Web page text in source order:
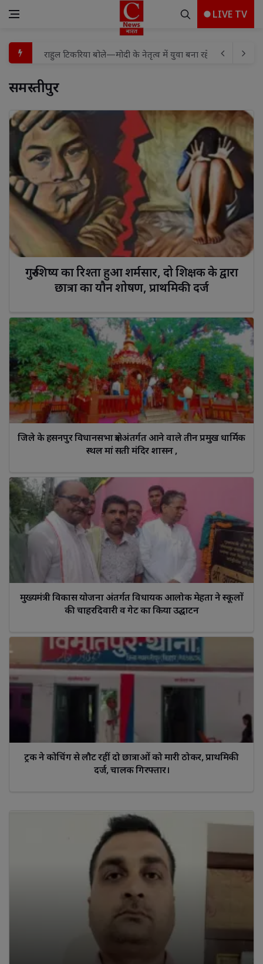
LIVE TV
राहुल टिकरिया बोले—मोदी के नेतृत्व में युवा बना रहे विकसित भारत
1 सितंबर से सजेगा मुख्यमंत्री चैम्पियनशिप ट्रॉफी का मंच, न्याय
लायंस क्लब शामली क्राउन के 25वें सेवा वर्ष का शुभारंभ, कांवड़
लायंस क्लब शामली क्राउन के 25वें सेवा वर्ष का शुभारंभ, कांवड़
बालूमाथ भारतीय जनता पार्टी मण्डल पश्चिमी का मासिक बैठक
बारिश भी नहीं रोक पाई हॉस्पिटैलिटी प्रोफेशनल्स की रफ्तार,
मोहनलालगंज में भाजपा युवा मोर्चा प्रदेश अध्यक्ष डॉ. रोहित मिश्रा
बीएसए बोले— जांच में दोषी मिलने पर होगी सख्त कार्रवाई, बच्चों
हर घर तिरंगा-हर दुकान तिरंगा अभियान चलाएगा कैट
समस्तीपुर
गुरु-शिष्य का रिश्ता हुआ शर्मसार, दो शिक्षक के द्वारा
छात्रा का यौन शोषण, प्राथमिकी दर्ज
जिले के हसनपुर विधानसभा क्षेत्र अंतर्गत आने वाले तीन प्रमुख धार्मिक
स्थल मां सती मंदिर शासन ,
मुख्यमंत्री विकास योजना अंतर्गत विधायक आलोक मेहता ने स्कूलों
की चाहरदिवारी व गेट का किया उद्घाटन
ट्रक ने कोचिंग से लौट रहीं दो छात्राओं को मारी ठोकर, प्राथमिकी
दर्ज, चालक गिरफ्तार।